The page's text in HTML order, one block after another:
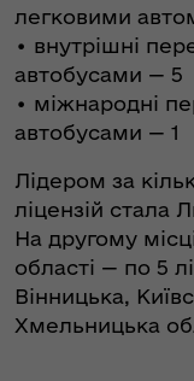
легковими
• внутрішні
автобусами — 5
• міжнародні
автобусами — 1
Лідером за
ліцензій стала
На другому
області — по 5
Вінницька,
Хмельницька